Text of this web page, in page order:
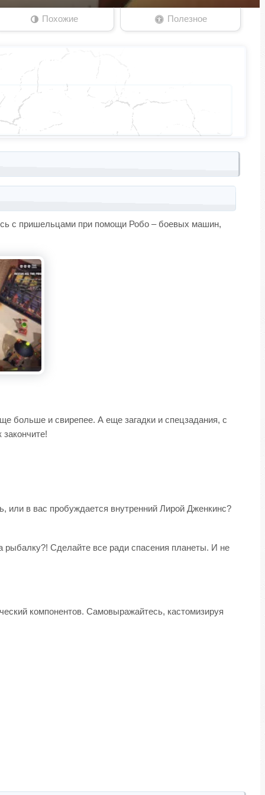
Похожие Полезное
с пришельцами при помощи Робо – боевых машин,
больше и свирепее. А еще загадки и спецзадания, с
или в вас пробуждается внутренний Лирой Дженкинс?
рыбалку?! Сделайте все ради спасения планеты. И не
компонентов. Самовыражайтесь, кастомизируя